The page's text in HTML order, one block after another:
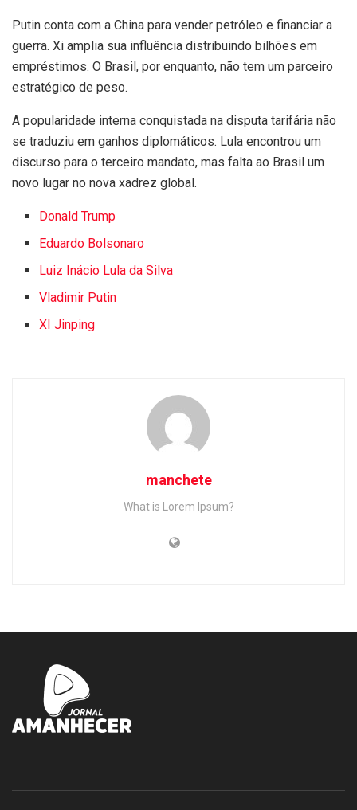
Putin conta com a China para vender petróleo e financiar a
guerra. Xi amplia sua influência distribuindo bilhões em
empréstimos. O Brasil, por enquanto, não tem um parceiro
estratégico de peso.
A popularidade interna conquistada na disputa tarifária não
se traduziu em ganhos diplomáticos. Lula encontrou um
discurso para o terceiro mandato, mas falta ao Brasil um
novo lugar no nova xadrez global.
Donald Trump
Eduardo Bolsonaro
Luiz Inácio Lula da Silva
Vladimir Putin
XI Jinping
manchete
What is Lorem Ipsum?